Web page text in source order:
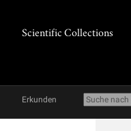
Scientific Collections
Erkunden